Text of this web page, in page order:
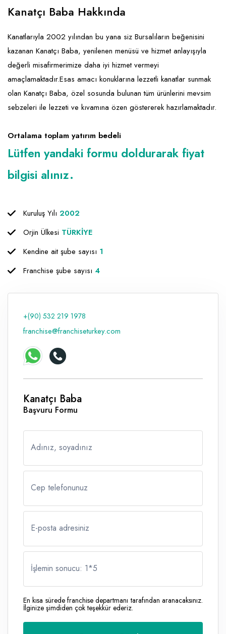
Ev Hizmetleri
Sağlık Güzellik
Turizm - Eğlence
Market FMGC - Katlı Mağaza
Mobilya ve Ev Tekstili
Oyuncak ve Hediyelik
Takı
Yapı Malzemesi - Hırdavat
Gayrimenkul
Gıda ve Sarf Malzemeleri
Güvenlik - Temizlik
Giyim - Aksesuar
Hukuk - Marka - Patent ve Tercüme
Lojistik - Kargo ve Kurye
Mali Kayıt ve Denetim
Matbaa - Fotoğraf
Kanatçı Baba Hakkında
Kanatlarıyla 2002 yılından bu yana siz Bursalıların beğenisini
kazanan Kanatçı Baba, yenilenen menüsü ve hizmet anlayışıyla
değerli misafirmerimize daha iyi hizmet vermeyi
amaçlamaktadır.Esas amacı konuklarına lezzetli kanatlar sunmak
olan Kanatçı Baba, özel sosunda bulunan tüm ürünlerini mevsim
sebzeleri ile lezzeti ve kıvamına özen göstererek hazırlamaktadır.
Ortalama toplam yatırım bedeli
Lütfen yandaki formu doldurarak fiyat
bilgisi alınız.
Kuruluş Yılı 2002
Orjin Ülkesi TÜRKİYE
Kendine ait şube sayısı 1
Franchise şube sayısı 4
+(90) 532 219 1978
franchise@franchiseturkey.com
Kanatçı Baba
Başvuru Formu
Adınız, soyadınız
Cep telefonunuz
E-posta adresiniz
İşlemin sonucu: 1*5
En kısa sürede franchise departmanı tarafından aranacaksınız.
İlginize şimdiden çok teşekkür ederiz.